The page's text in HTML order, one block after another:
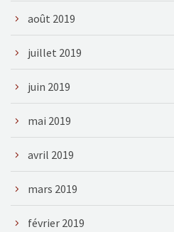
août 2019
juillet 2019
juin 2019
mai 2019
avril 2019
mars 2019
février 2019